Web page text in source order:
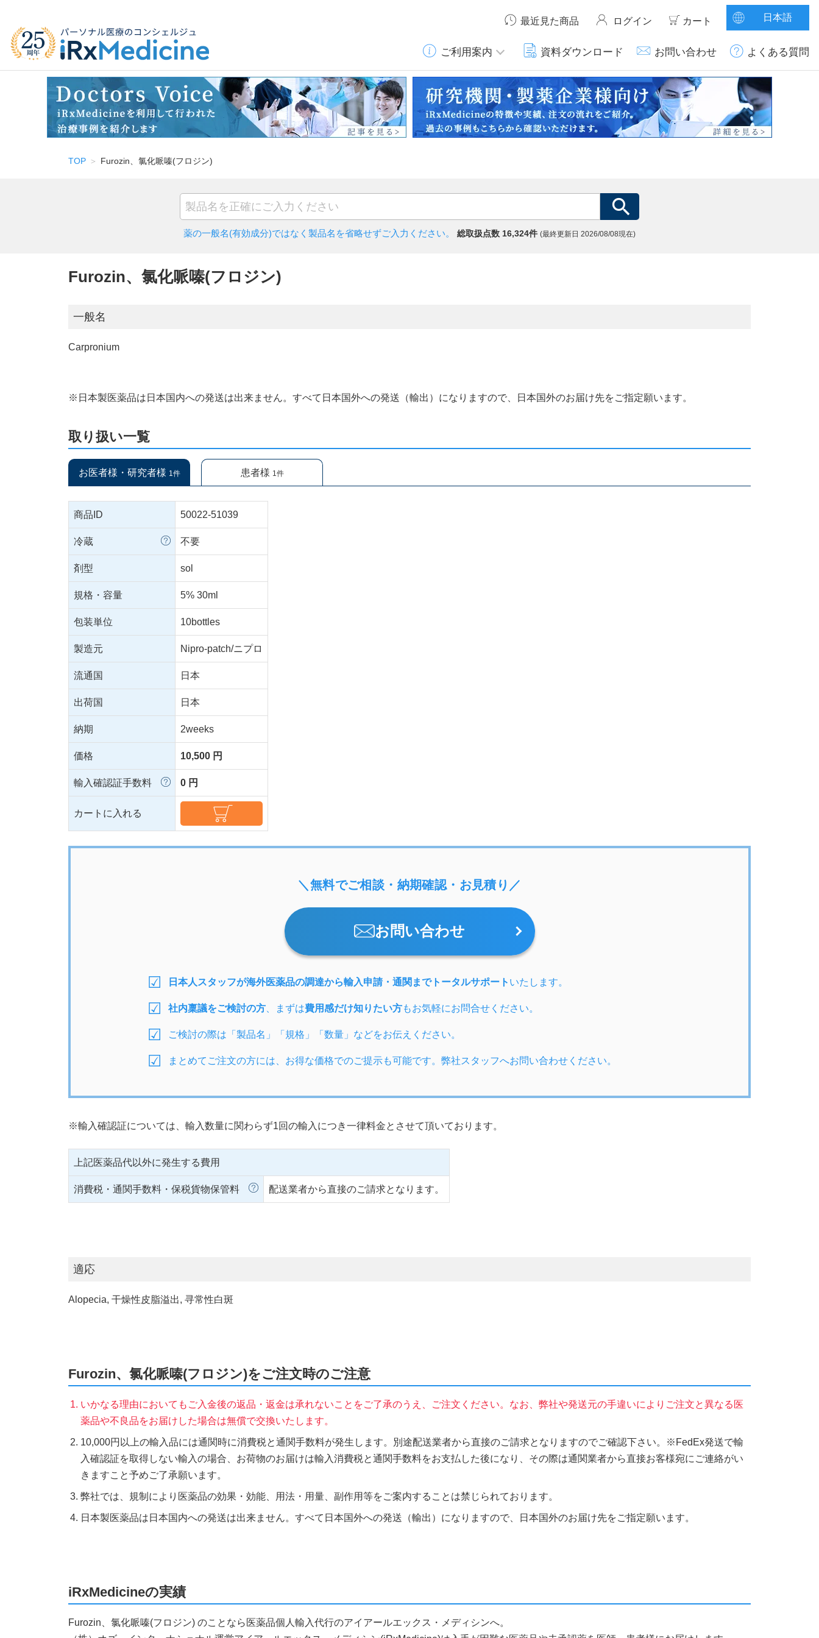
最近見た商品 ログイン カート 日本語
ご利用案内 資料ダウンロード お問い合わせ よくある質問
TOP Furozin、氯化哌嗪(フロジン)
薬の一般名(有効成分)ではなく 製品名を省略せずご入力ください。 総取扱点数 16,324件 (最終更新日 2026/08/08現在)
Furozin、氯化哌嗪(フロジン)
一般名
Carpronium
※日本製医薬品は日本国内への発送は出来ません。すべて日本国外への発送（輸出）になりますので、日本国外のお届け先をご指定願います。
取り扱い一覧
お医者様・研究者様 1件 患者様 1件
商品ID 50022-51039
冷蔵 不要
剤型 sol
規格・容量 5% 30ml
包装単位 10bottles
製造元 Nipro-patch/ニプロ
流通国 日本
出荷国 日本
納期 2weeks
価格 10,500 円
輸入確認証手数料 0 円
カートに入れる
＼無料でご相談・納期確認・お見積り／
お問い合わせ
日本人スタッフが海外医薬品の調達から輸入申請・通関までトータルサポート いたします。
社内稟議をご検討の方 、まずは費用感だけ知りたい方もお気軽にお問合せください。
ご検討の際は「製品名」「規格」「数量」などをお伝えください。
まとめてご注文の方には、お得な価格でのご提示も可能です。弊社スタッフへお問い合わせください。
※輸入確認証については、輸入数量に関わらず1回の輸入につき一律料金とさせて頂いております。
上記医薬品代以外に発生する費用
消費税・通関手数料・保税貨物保管料 配送業者から直接のご請求となります。
適応
Alopecia, 干燥性皮脂溢出, 寻常性白斑
Furozin、氯化哌嗪(フロジン)をご注文時のご注意
いかなる理由においてもご入金後の返品・返金は承れないことをご了承のうえ、ご注文ください。なお、弊社や発送元の手違いによりご注文と異なる医
薬品や不良品をお届けした場合は無償で交換いたします。
10,000円以上の輸入品には通関時に消費税と通関手数料が発生します。別途配送業者から直接のご請求となりますのでご確認下さい。※FedEx発送で輸
入確認証を取得しない輸入の場合、お荷物のお届けは輸入消費税と通関手数料をお支払した後になり、その際は通関業者から直接お客様宛にご連絡がい
きますこと予めご了承願います。
弊社では、規制により医薬品の効果・効能、用法・用量、副作用等をご案内することは禁じられております。
日本製医薬品は日本国内への発送は出来ません。すべて日本国外への発送（輸出）になりますので、日本国外のお届け先をご指定願います。
iRxMedicineの実績
Furozin、氯化哌嗪(フロジン) のことなら医薬品個人輸入代行のアイアールエックス・メディシンへ。